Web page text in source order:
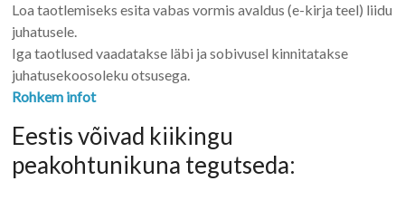
Loa taotlemiseks esita vabas vormis avaldus (e-kirja teel) liidu
juhatusele.
Iga taotlused vaadatakse läbi ja sobivusel kinnitatakse
juhatusekoosoleku otsusega.
Rohkem infot
Eestis võivad kiikingu
peakohtunikuna tegutseda: